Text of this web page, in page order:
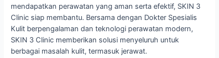
mendapatkan perawatan yang aman serta efektif, SKIN 3
Clinic siap membantu. Bersama dengan Dokter Spesialis
Kulit berpengalaman dan teknologi perawatan modern,
SKIN 3 Clinic memberikan solusi menyeluruh untuk
berbagai masalah kulit, termasuk jerawat.